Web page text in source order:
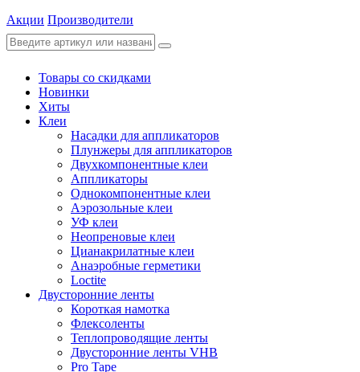
Акции Производители
Товары со скидками
Новинки
Хиты
Клеи
Насадки для аппликаторов
Плунжеры для аппликаторов
Двухкомпонентные клеи
Аппликаторы
Однокомпонентные клеи
Аэрозольные клеи
УФ клеи
Неопреновые клеи
Цианакрилатные клеи
Анаэробные герметики
Loctite
Двусторонние ленты
Короткая намотка
Флексоленты
Теплопроводящие ленты
Двусторонние ленты VHB
Pro Tape